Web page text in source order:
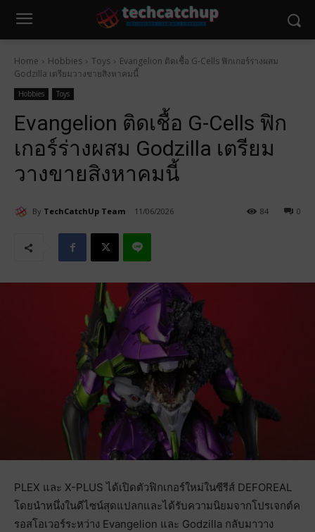
Home Hobbies Toys
Evangelion ติดเชื้อ G-Cells ฟิกเกอร์ร่างผสม
Godzilla เตรียมวางขายสิงหาคมนี้
Hobbies Toys
Evangelion ติดเชื้อ G-Cells ฟิก
เกอร์ร่างผสม Godzilla เตรียม
วางขายสิงหาคมนี้
By TechCatchUp Team 11/06/2026 0
84
PLEX และ X-PLUS ได้เปิดตัวฟิกเกอร์ใหม่ในซีรีส์ DEFOREAL
โดยนำหนึ่งในดีไซน์สุดแปลกและได้รับความนิยมจากโปรเจกต์ค
รอสโอเวอร์ระหว่าง Evangelion และ Godzilla กลับมาวาง